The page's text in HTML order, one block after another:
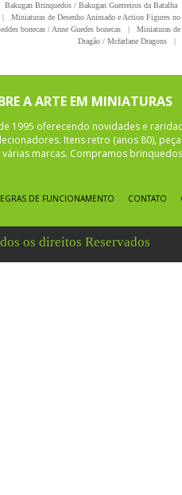
Bakugan Brinquedos / Bakugan Guerreiros da Batalha
|
Miniaturas de Desenho Animado e Action Figures
bonecas / Anne Guedes bonecas |
Miniaturas
Dragão / Mcfarlane Dragons
|
A ARTE EM MINIATURAS
1995 oferecendo novidades e
Itens retro (anos 80),
várias marcas. Compramos
DE FUNCIONAMENTO CONTATO
os direitos Reservados